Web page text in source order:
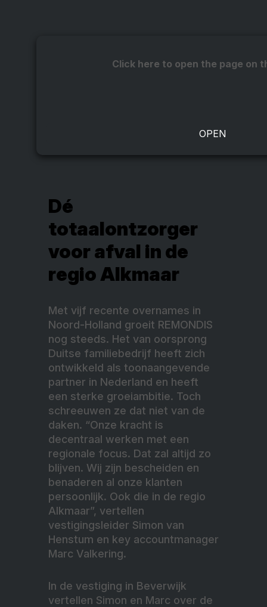
Click here to open the page on
Dé
totaalontzorger
voor afval in de
regio Alkmaar
Met vijf recente overnames in
Noord-Holland groeit REMONDIS
nog steeds. Het van oorsprong
Duitse familiebedrijf heeft zich
ontwikkeld als toonaangevende
partner in Nederland en heeft
een sterke groeiambitie. Toch
schreeuwen ze dat niet van de
daken. “Onze kracht is
decentraal werken met een
regionale focus. Dat zal altijd zo
blijven. Wij zijn bescheiden en
benaderen al onze klanten
persoonlijk. Ook die in de regio
Alkmaar”, vertellen
vestigingsleider Simon van
Henstum en key accountmanager
Marc Valkering.
In de vestiging in Beverwijk
vertellen Simon en Marc over de